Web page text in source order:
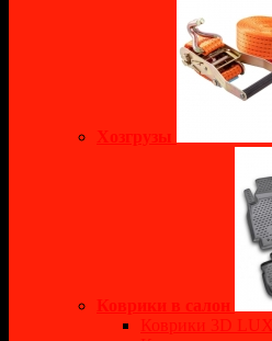
Хозгрузы
Коврики в салон
Коврики 3D LUX